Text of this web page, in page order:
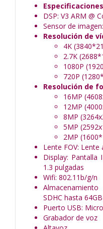
Especificaciones
DSP: V3 ARM @
Sensor de
Resolución de
4K
2.7K
1080P
720P
Resolución de
16MP
12MP
8MP
5MP
2MP
Lente FOV: Lente
Display: Pantalla
1.3 pulgadas
Wifi: 802.11b/g/n
SDHC hasta 64GB
Puerto USB:
Grabador de voz